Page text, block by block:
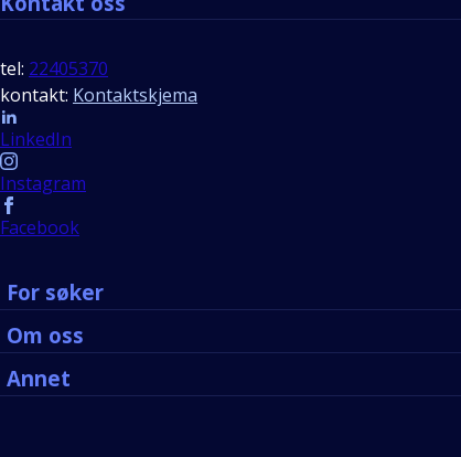
tel: 22405370
kontakt: Kontaktskjema
Follow us
LinkedIn
Instagram
Facebook
For søker
Om oss
Annet